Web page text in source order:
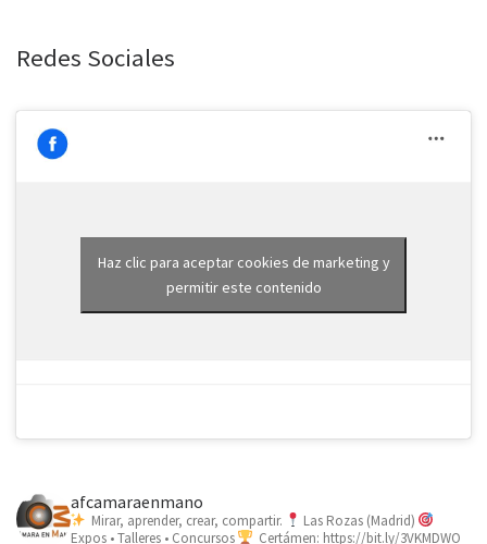
Redes Sociales
Haz clic para aceptar cookies de marketing y
permitir este contenido
afcamaraenmano
Mirar, aprender, crear, compartir.
Las Rozas (Madrid)
Expos • Talleres • Concursos
Certámen: https://bit.ly/3VKMDWO